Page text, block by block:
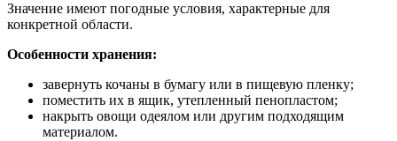
Значение имеют погодные условия, характерные для
конкретной области.
Особенности хранения:
завернуть кочаны в бумагу или в пищевую пленку;
поместить их в ящик, утепленный пенопластом;
накрыть овощи одеялом или другим подходящим
материалом.